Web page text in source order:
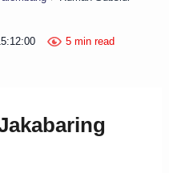
5 min read